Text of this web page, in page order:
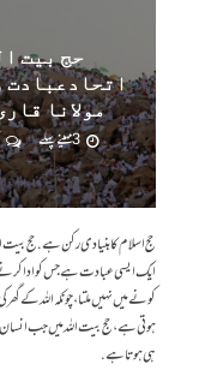
حج بیت
اتحادعبادت
مولانا
3 مہینے پہلے
حج اسلام کا بنیا دی رکن ہے. حج
ایک ایسی عبادت ہے جس کو ادا
کونے میں نہیں ملتا، چونکہ اللہ
ہو تی ہے، حج بیت اللہ میں جب
ہی ہوتا ہے.